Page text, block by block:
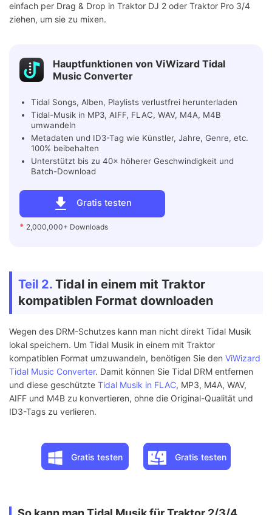
einfach per Drag & Drop in Traktor DJ 2 oder Traktor Pro 3/4
ziehen, um sie zu mixen.
Hauptfunktionen von ViWizard Tidal
Music Converter
Gratis testen
* 2,000,000+ Downloads
Tidal Songs, Alben, Playlists verlustfrei herunterladen
Tidal-Musik in MP3, AIFF, FLAC, WAV, M4A, M4B
umwandeln
Metadaten und ID3-Tag wie Künstler, Jahre, Genre, etc.
100% beibehalten
Unterstützt bis zu 40× höherer Geschwindigkeit und
Batch-Download
Teil 2. Tidal in einem mit Traktor
kompatiblen Format downloaden
Wegen des DRM-Schutzes kann man nicht direkt Tidal Musik
lokal speichern. Um Tidal Musik in einem mit Traktor
kompatiblen Format umzuwandeln, benötigen Sie den ViWizard
Tidal Music Converter. Damit können Sie Tidal DRM entfernen
und diese geschützte Tidal Musik in FLAC, MP3, M4A, WAV,
AIFF und M4B zu konvertieren, ohne die Original-Qualität und
ID3-Tags zu verlieren.
Gratis testen Gratis testen